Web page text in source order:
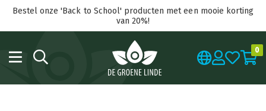
Bestel onze 'Back to School' producten met een mooie korting
van 20%!
0